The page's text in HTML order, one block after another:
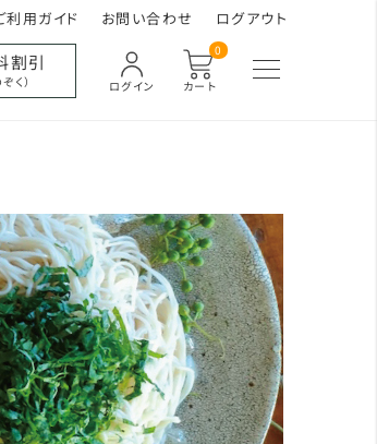
利用ガイド お問い合わせ ログアウト
カート
0
ログイン
割引
く）